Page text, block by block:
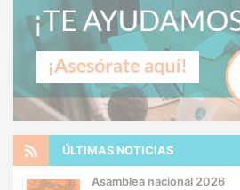
ÚLTIMAS NOTICIAS
Asamblea nacional 2026